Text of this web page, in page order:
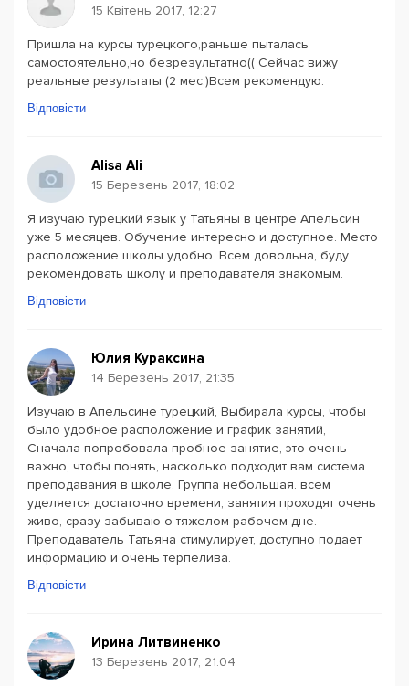
15 Квітень 2017, 12:27
Пришла на курсы турецкого,раньше пыталась
самостоятельно,но безрезультатно(( Сейчас вижу
реальные результаты (2 мес.)Всем рекомендую.
Відповісти
Alisa Ali
15 Березень 2017, 18:02
Я изучаю турецкий язык у Татьяны в центре Апельсин
уже 5 месяцев. Обучение интересно и доступное. Место
расположение школы удобно. Всем довольна, буду
рекомендовать школу и преподавателя знакомым.
Відповісти
Юлия Кураксина
14 Березень 2017, 21:35
Изучаю в Апельсине турецкий, Выбирала курсы, чтобы
было удобное расположение и график занятий,
Сначала попробовала пробное занятие, это очень
важно, чтобы понять, насколько подходит вам система
преподавания в школе. Группа небольшая. всем
уделяется достаточно времени, занятия проходят очень
живо, сразу забываю о тяжелом рабочем дне.
Преподаватель Татьяна стимулирует, доступно подает
информацию и очень терпелива.
Відповісти
Ирина Литвиненко
13 Березень 2017, 21:04